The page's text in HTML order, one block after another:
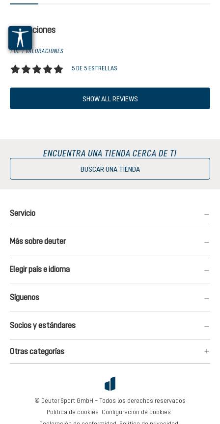
Valoraciones
1 DE 1 VALORACIONES
5 DE 5 ESTRELLAS
SHOW ALL REVIEWS
ENCUENTRA UNA TIENDA CERCA DE TI
BUSCAR UNA TIENDA
Servicio
Más sobre deuter
Elegir país e idioma
Síguenos
Socios y estándares
Otras categorías
Política de cookies Configuración de cookies
© Deuter Sport GmbH – Todos los derechos reservados